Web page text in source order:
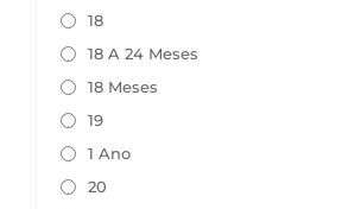
18
18 A 24 Meses
18 Meses
19
1 Ano
20